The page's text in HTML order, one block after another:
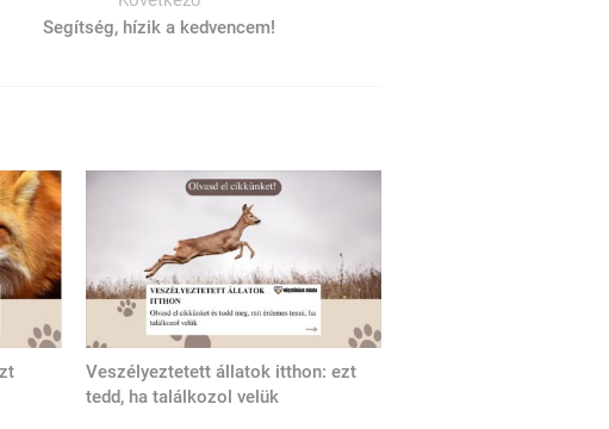
Segítség, hízik a kedvencem!
Veszélyeztetett állatok itthon: ezt
tedd, ha találkozol velük